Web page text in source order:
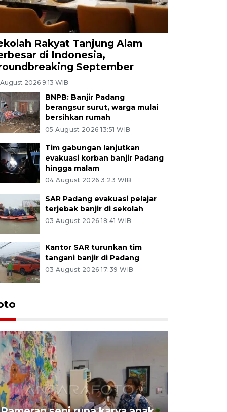
Rakyat Tanjung Alam
di Indonesia,
September
2026 9:13 WIB
BNPB: Banjir Padang
berangsur surut, warga mulai
bersihkan rumah
05 August 2026 13:51 WIB
Tim gabungan lanjutkan
evakuasi korban banjir Padang
hingga malam
04 August 2026 3:23 WIB
SAR Padang evakuasi pelajar
terjebak banjir di sekolah
03 August 2026 18:41 WIB
Kantor SAR turunkan tim
tangani banjir di Padang
03 August 2026 17:39 WIB